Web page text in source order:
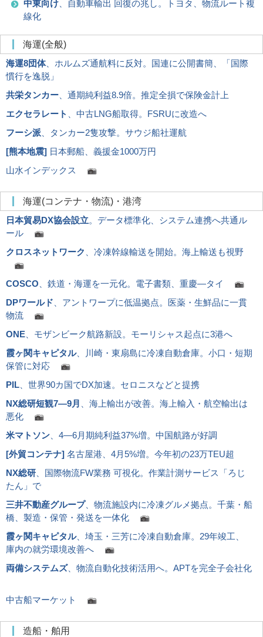
中東向け 、自動車輸出 回復の兆し。トヨタ、物流ルート複
線化
海運(全般)
海運8団体、ホルムズ通航料に反対。国連に公開書簡、「国際
慣行を逸脱」
共栄タンカー 、通期純利益8.9倍。推定全損で保険金計上
エクセラレート
、中古LNG船取得。FSRUに改造へ
フーシ派 、タンカー2隻攻撃。サウジ船社運航
[熊本地震] 日本郵船、義援金1000万円
山水インデックス
海運(コンテナ・物流)・港湾
日本貿易DX協会設立。データ標準化、システム連携へ共通ル
ール
クロスネットワーク
、冷凍幹線輸送を開始。海上輸送も視野
COSCO 、鉄道・海運を一元化。電子書類、重慶―タイ
DPワールド 、アントワープに低温拠点。医薬・生鮮品に一貫
物流
ONE 、モザンビーク航路新設。モーリシャス起点に3港へ
霞ヶ関キャピタル、川崎・東扇島に冷凍自動倉庫。小口・短期
保管に対応
PIL 、世界90カ国でDX加速。セロニスなどと提携
NX総研短観7―9月
、海上輸出が改善。海上輸入・航空輸出は
悪化
米マトソン 、4―6月期純利益37%増。中国航路が好調
[外貿コンテナ] 名古屋港、4月5%増。今年初の23万TEU超
NX総研 、国際物流FW業務 可視化。作業計測サービス「ろじ
たん」で
三井不動産グループ、物流施設内に冷凍グルメ拠点。千葉・船
橋、製造・保管・発送を一体化
霞ヶ関キャピタル、埼玉・三芳に冷凍自動倉庫。29年竣工、
庫内の就労環境改善へ
両備システムズ、物流自動化技術活用へ。APTを完全子会社化
中古船マーケット
造船・舶用